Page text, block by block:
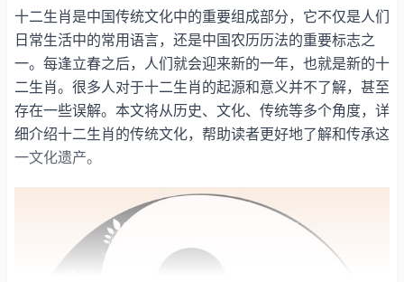
十二生肖是中国传统文化中的重要组成部分，它不仅是人们
日常生活中的常用语言，还是中国农历历法的重要标志之
一。每逢立春之后，人们就会迎来新的一年，也就是新的十
二生肖。很多人对于十二生肖的起源和意义并不了解，甚至
存在一些误解。本文将从历史、文化、传统等多个角度，详
细介绍十二生肖的传统文化，帮助读者更好地了解和传承这
一文化遗产。